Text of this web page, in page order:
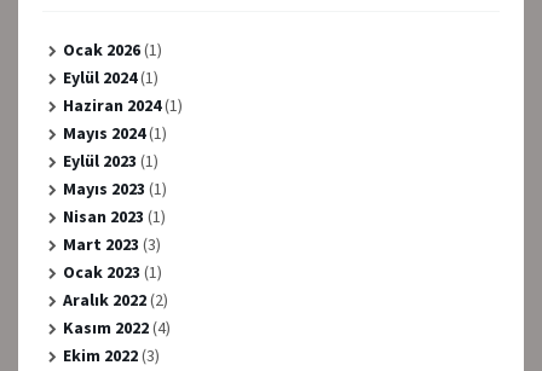
Ocak 2026(1)
Eylül 2024(1)
Haziran 2024(1)
Mayıs 2024(1)
Eylül 2023 (1)
Mayıs 2023 (1)
Nisan 2023 (1)
Mart 2023 (3)
Ocak 2023 (1)
Aralık 2022(2)
Kasım 2022(4)
Ekim 2022(3)